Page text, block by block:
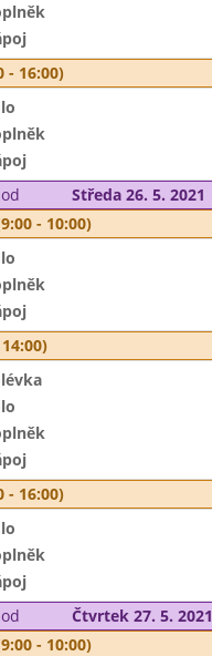
- 16:00)
Středa 26. 5. 2021
- 10:00)
- 16:00)
Čtvrtek 27. 5. 2021
- 10:00)